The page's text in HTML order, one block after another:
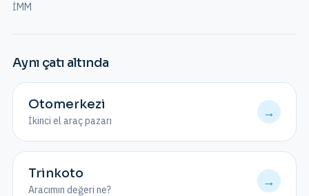
İMM
Aynı çatı altında
Otomerkezi
İkinci el araç pazarı
→
Trinkoto
Aracımın değeri ne?
→